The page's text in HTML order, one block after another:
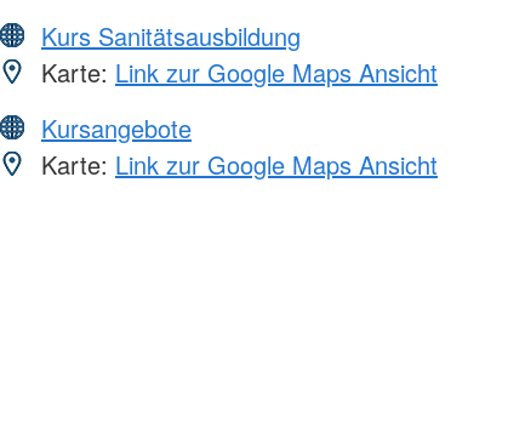
Kurs Sanitätsausbildung
Karte: Link zur Google Maps Ansicht
Kursangebote
Karte: Link zur Google Maps Ansicht